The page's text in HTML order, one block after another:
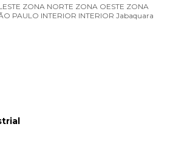
ZONA NORTE ZONA OESTE ZONA
PAULO INTERIOR INTERIOR Jabaquara